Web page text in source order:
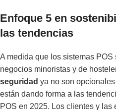
Enfoque 5 en
las tendencias
A medida que los sistemas
negocios minoristas y de
seguridad ya no son
están dando forma a las
POS en 2025. Los clientes y